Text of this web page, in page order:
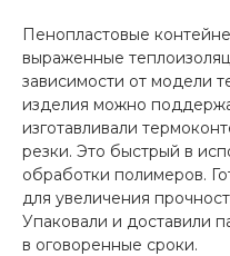
Пенопластовые
выраженные
зависимости от модели
изделия можно
изготавливали
резки. Это быстрый в
обработки полимеров.
для увеличения
Упаковали и доставили
в оговоренные сроки.